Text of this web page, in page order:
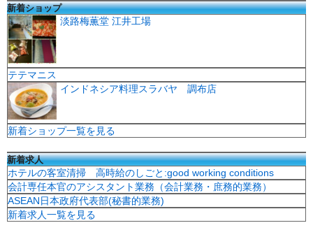
新着ショップ
淡路梅薫堂 江井工場
テテマニス
インドネシア料理スラバヤ 調布店
新着ショップ一覧を見る
新着求人
ホテルの客室清掃 高時給のしごと:good working conditions
会計専任本官のアシスタント業務（会計業務・庶務的業務）
ASEAN日本政府代表部(秘書的業務)
新着求人一覧を見る